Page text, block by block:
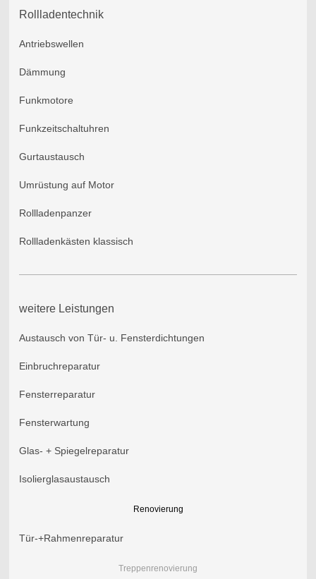
Rollladentechnik
Antriebswellen
Dämmung
Funkmotore
Funkzeitschaltuhren
Gurtaustausch
Umrüstung auf Motor
Rollladenpanzer
Rollladenkästen klassisch
weitere Leistungen
Austausch von Tür- u. Fensterdichtungen
Einbruchreparatur
Fensterreparatur
Fensterwartung
Glas- + Spiegelreparatur
Isolierglasaustausch
Renovierung
Tür-+Rahmenreparatur
Treppenrenovierung